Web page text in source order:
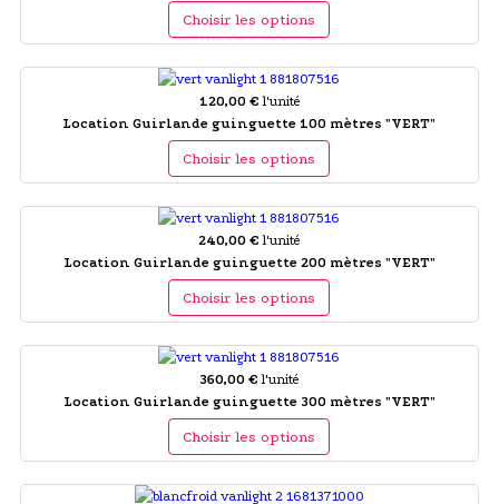
Choisir les options
120,00 € l'unité
Location Guirlande guinguette 100 mètres "VERT"
Choisir les options
240,00 € l'unité
Location Guirlande guinguette 200 mètres "VERT"
Choisir les options
360,00 € l'unité
Location Guirlande guinguette 300 mètres "VERT"
Choisir les options